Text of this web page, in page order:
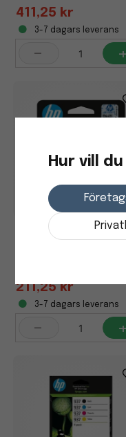
411,25 kr
3-7 dagars leverans
- +
Bläckpatron HP 924 400
211,25 kr
3-7 dagars leverans
- +
Hur vill